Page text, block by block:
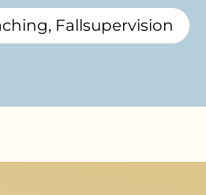
Fallsupervision